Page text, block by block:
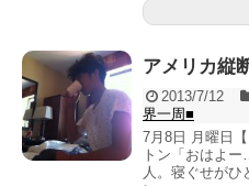
アメリカ縦
2013/7/12
界一周■
7月8日 月曜日
トン「おはよ
人。寝ぐせが